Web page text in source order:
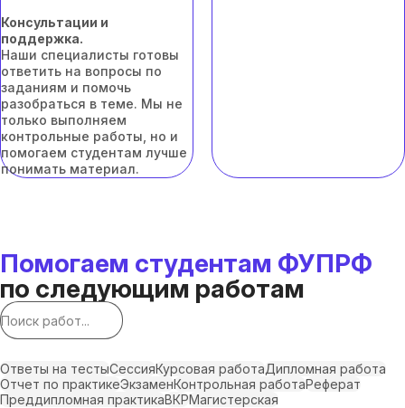
Консультации и
поддержка.
Наши специалисты готовы
ответить на вопросы по
заданиям и помочь
разобраться в теме. Мы не
только выполняем
контрольные работы, но и
помогаем студентам лучше
понимать материал.
Помогаем студентам ФУПРФ
по следующим работам
Ответы на тестыСессияКурсовая работаДипломная работа
Отчет по практикеЭкзаменКонтрольная работаРеферат
Преддипломная практикаВКРМагистерская